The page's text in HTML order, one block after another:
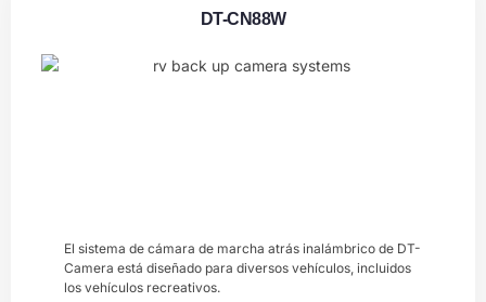
DT-CN88W
El sistema de cámara de marcha atrás inalámbrico de DT-
Camera está diseñado para diversos vehículos, incluidos
los vehículos recreativos.